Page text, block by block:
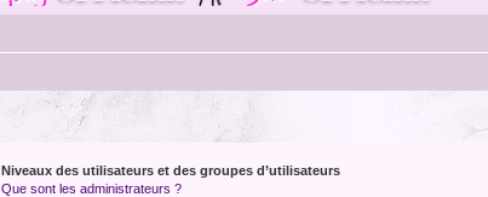
Niveaux des utilisateurs et des groupes d’utilisateurs
Que sont les administrateurs ?